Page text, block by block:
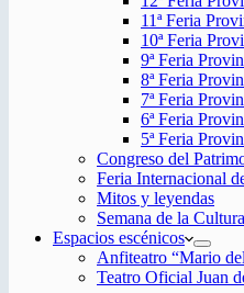
11ª Feria
10ª Feria
9ª Feria
8ª Feria
7ª Feria
6ª Feria
5ª Feria
Congreso del
Feria Internacional
Mitos y leyendas
Semana de la
Espacios escénicos
Anfiteatro “Mario
Teatro Oficial Juan